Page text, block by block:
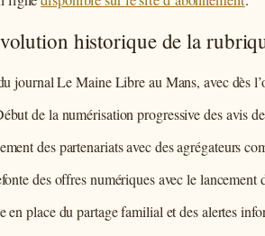
historique de la
journal Le Maine Libre au Mans, avec dès
de la numérisation progressive des avis
des partenariats avec des agrégateurs
des offres numériques avec le
en place du partage familial et des alertes